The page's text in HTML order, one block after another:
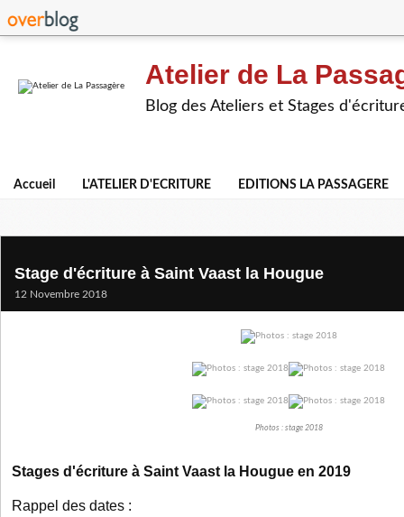
Atelier de La
Blog des Ateliers et Stages
Accueil L'ATELIER D'ECRITURE EDITIONS LA PASSAGERE
Stage d'écriture à Saint Vaast la Hougue
12 Novembre 2018
Photos : stage 2018
Stages d'écriture à Saint Vaast la Hougue en 2019
Rappel des dates :